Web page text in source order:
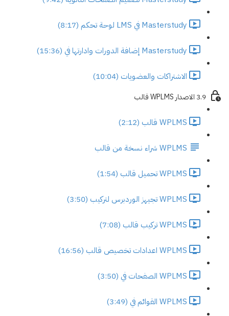
Masterstudy في LMS لوحة تحكم (8:17)
Masterstudy إضافة الدورات وادارتها في (15:36)
الاشتراكات والعضويات (10:04)
3.9 الاصدار WPLMS قالب
WPLMS قالب (2:12)
WPLMS شراء نسخة من قالب
WPLMS تحميل قالب (1:54)
WPLMS تجيهز الوردبرس لتركيب (3:50)
WPLMS تركيب قالب (7:08)
WPLMS اعدادات تخصيص قالب (16:56)
WPLMS الصفحات في (3:50)
WPLMS القوائم في (3:49)